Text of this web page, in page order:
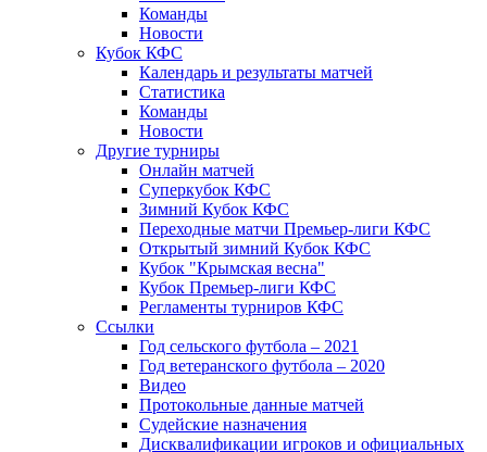
Команды
Новости
Кубок КФС
Календарь и результаты матчей
Статистика
Команды
Новости
Другие турниры
Онлайн матчей
Суперкубок КФС
Зимний Кубок КФС
Переходные матчи Премьер-лиги КФС
Открытый зимний Кубок КФС
Кубок "Крымская весна"
Кубок Премьер-лиги КФС
Регламенты турниров КФС
Ссылки
Год сельского футбола – 2021
Год ветеранского футбола – 2020
Видео
Протокольные данные матчей
Судейские назначения
Дисквалификации игроков и официальных